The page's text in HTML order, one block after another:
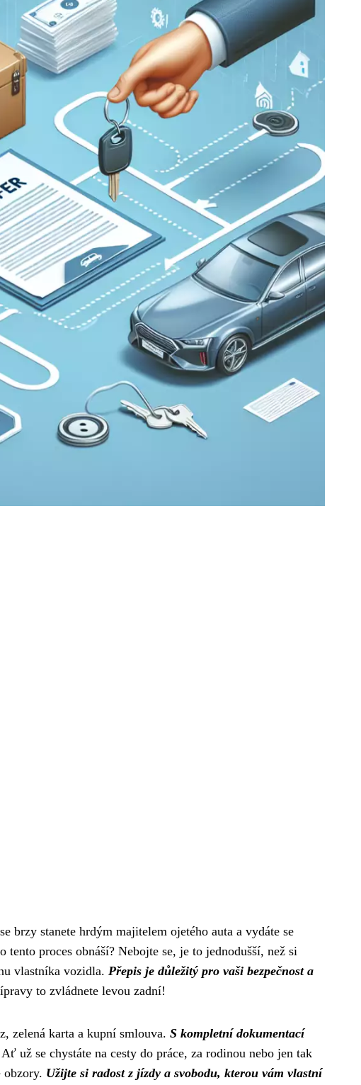
brzy stanete hrdým majitelem ojetého auta a vydáte se
proces obnáší? Nebojte se, je to jednodušší, než si
vlastníka vozidla. Přepis je důležitý pro vaši bezpečnost a
to zvládnete levou zadní!
zelená karta a kupní smlouva. S kompletní dokumentací
Ať už se chystáte na cesty do práce, za rodinou nebo jen tak
obzory. Užijte si radost z jízdy a svobodu, kterou vám vlastní